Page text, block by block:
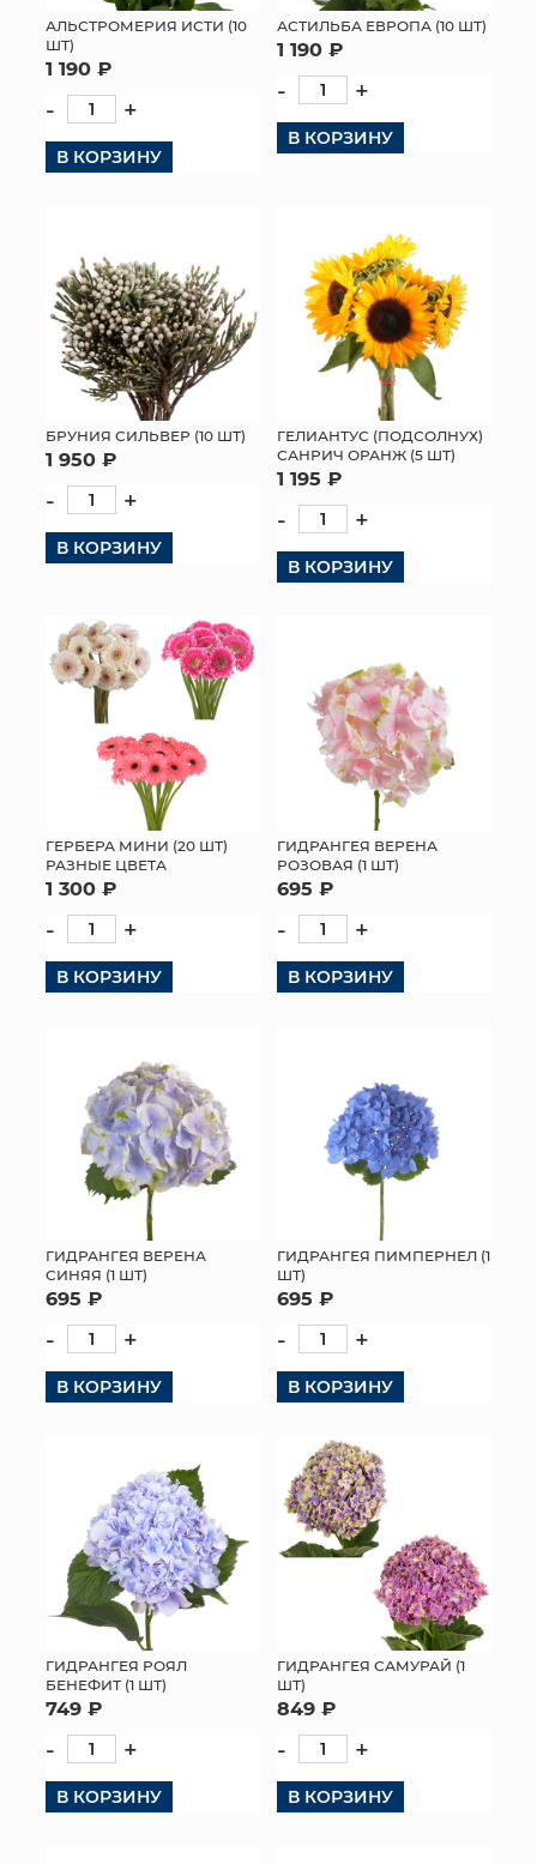
АЛЬСТРОМЕРИЯ ИСТИ (10
ШТ)
1 190 ₽
- +
В КОРЗИНУ
АСТИЛЬБА ЕВРОПА (10 ШТ)
1 190 ₽
- +
В КОРЗИНУ
БРУНИЯ СИЛЬВЕР (10 ШТ)
1 950 ₽
- +
В КОРЗИНУ
ГЕЛИАНТУС (ПОДСОЛНУХ)
САНРИЧ ОРАНЖ (5 ШТ)
1 195 ₽
- +
В КОРЗИНУ
ГЕРБЕРА МИНИ (20 ШТ)
РАЗНЫЕ ЦВЕТА
1 300 ₽
- +
В КОРЗИНУ
ГИДРАНГЕЯ ВЕРЕНА
РОЗОВАЯ (1 ШТ)
695 ₽
- +
В КОРЗИНУ
ГИДРАНГЕЯ ВЕРЕНА
СИНЯЯ (1 ШТ)
695 ₽
- +
В КОРЗИНУ
ГИДРАНГЕЯ ПИМПЕРНЕЛ (1
ШТ)
695 ₽
- +
В КОРЗИНУ
ГИДРАНГЕЯ РОЯЛ
БЕНЕФИТ (1 ШТ)
749 ₽
- +
В КОРЗИНУ
ГИДРАНГЕЯ САМУРАЙ (1
ШТ)
849 ₽
- +
В КОРЗИНУ